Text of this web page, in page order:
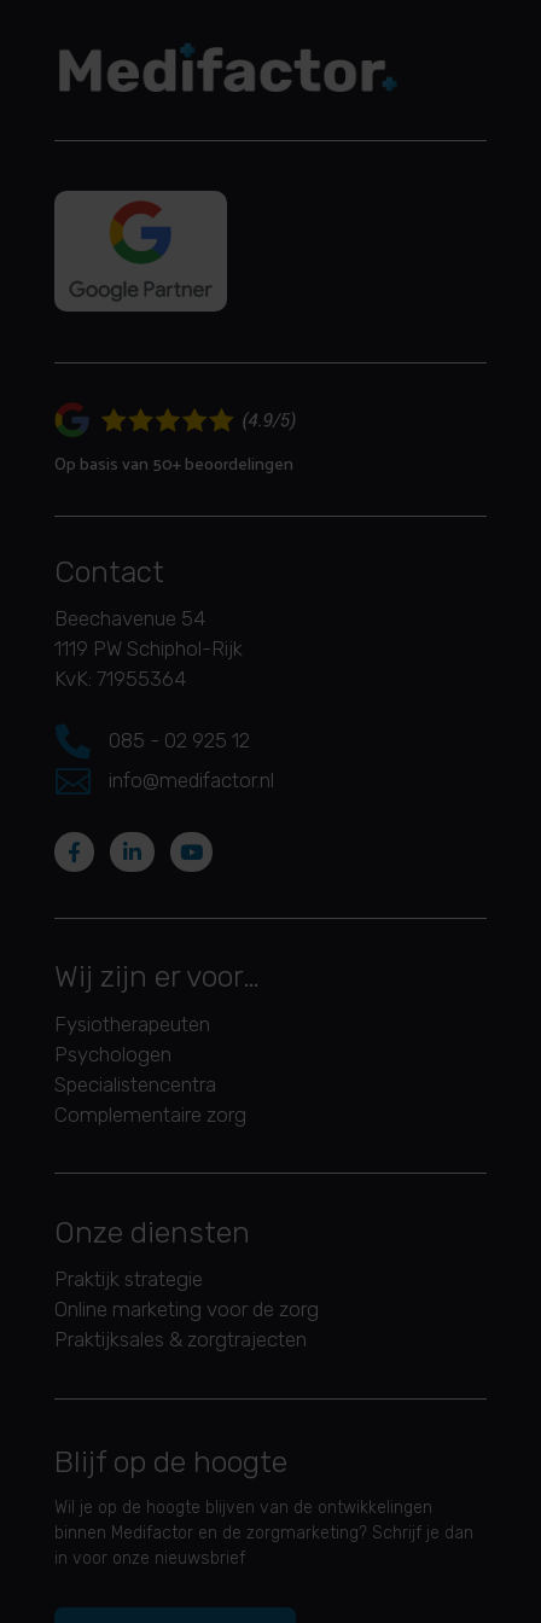
Op basis van 50+ beoordelingen
Contact
Beechavenue 54
1119 PW Schiphol-Rijk
KvK: 71955364
 085 - 02 925 12
 info@medifactor.nl
Wij zijn er voor…
Fysiotherapeuten
Psychologen
Specialistencentra
Complementaire zorg
Onze diensten
Praktijk strategie
Online marketing voor de zorg
Praktijksales & zorgtrajecten
Blijf op de hoogte
Wil je op de hoogte blijven van de ontwikkelingen
binnen Medifactor en de zorgmarketing? Schrijf je dan
in voor onze nieuwsbrief